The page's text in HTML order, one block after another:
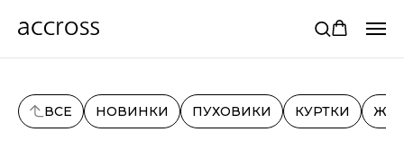
ВСЕ НОВИНКИ ПУХОВИКИ КУРТКИ